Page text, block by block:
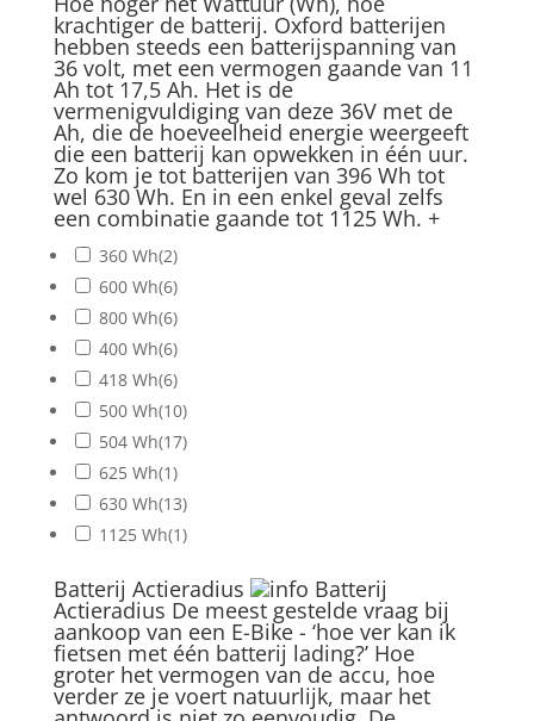
krachtiger de batterij. Oxford batterijen
hebben steeds een batterijspanning van
36 volt, met een vermogen gaande van 11
Ah tot 17,5 Ah. Het is de
vermenigvuldiging van deze 36V met de
Ah, die de hoeveelheid energie weergeeft
die een batterij kan opwekken in één uur.
Zo kom je tot batterijen van 396 Wh tot
wel 630 Wh. En in een enkel geval zelfs
een combinatie gaande tot 1125 Wh. +
360 Wh(2)
600 Wh(6)
800 Wh(6)
400 Wh(6)
418 Wh(6)
500 Wh(10)
504 Wh(17)
625 Wh(1)
630 Wh(13)
1125 Wh(1)
Batterij Actieradius Batterij
Actieradius De meest gestelde vraag bij
aankoop van een E-Bike - ‘hoe ver kan ik
fietsen met één batterij lading?’ Hoe
groter het vermogen van de accu, hoe
verder ze je voert natuurlijk, maar het